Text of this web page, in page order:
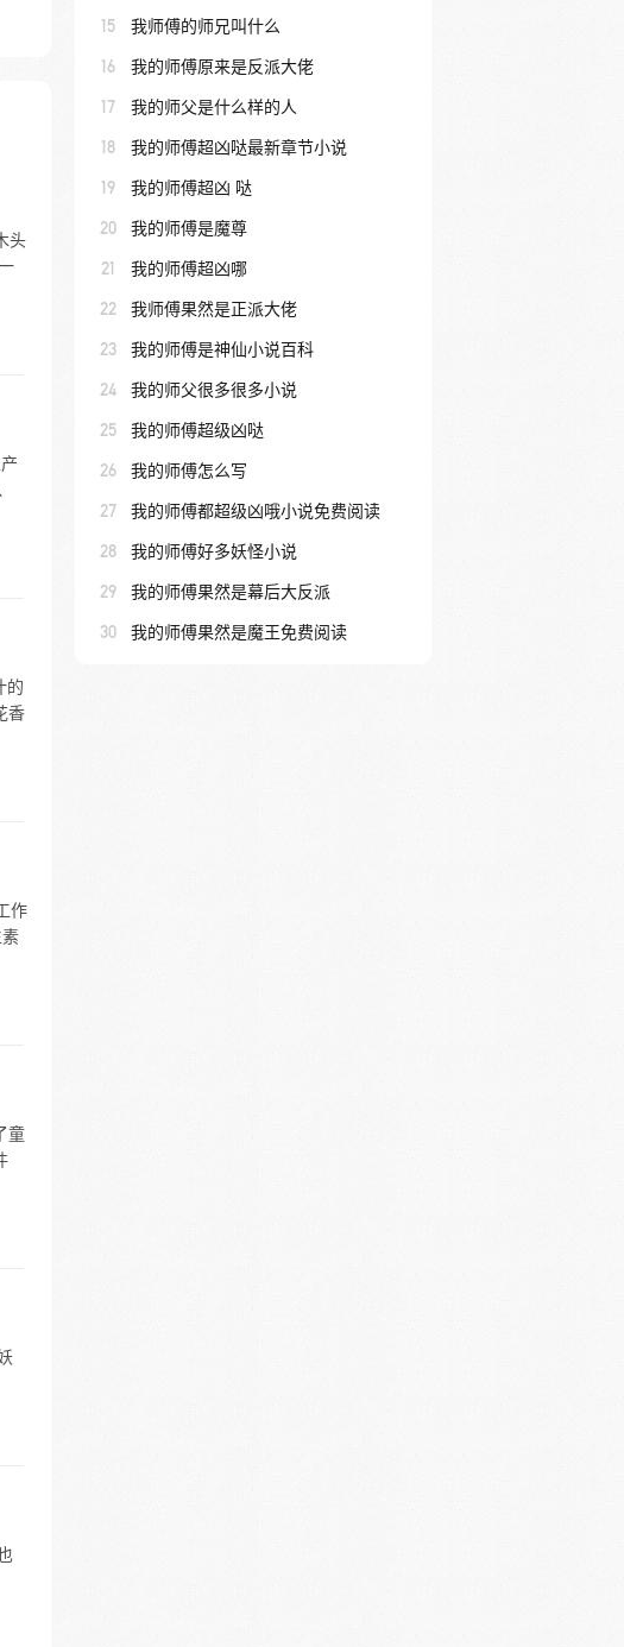
头
的
香
作
童
15 我师傅的师兄叫什么
16 我的师傅原来是反派大佬
17 我的师父是什么样的人
18 我的师傅超凶哒最新章节小说
19 我的师傅超凶 哒
20 我的师傅是魔尊
21 我的师傅超凶哪
22 我师傅果然是正派大佬
23 我的师傅是神仙小说百科
24 我的师父很多很多小说
25 我的师傅超级凶哒
26 我的师傅怎么写
27 我的师傅都超级凶哦小说免费阅读
28 我的师傅好多妖怪小说
29 我的师傅果然是幕后大反派
30 我的师傅果然是魔王免费阅读